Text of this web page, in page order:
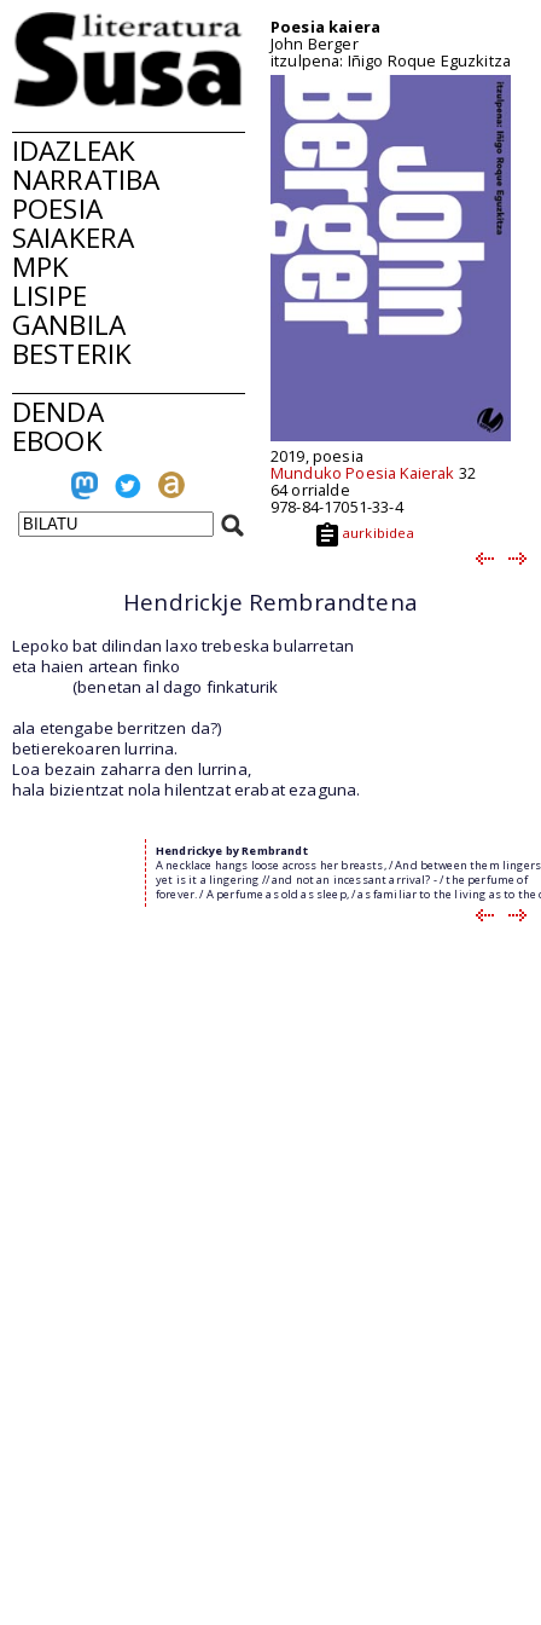
IDAZLEAK
NARRATIBA
POESIA
SAIAKERA
MPK
LISIPE
GANBILA
BESTERIK
DENDA
EBOOK
Poesia kaiera
John Berger
itzulpena: Iñigo Roque Eguzkitza
2019, poesia
Munduko Poesia Kaierak 32
64 orrialde
978-84-17051-33-4
aurkibidea
Hendrickje Rembrandtena
Lepoko bat dilindan laxo trebeska bularretan
eta haien artean finko
(benetan al dago finkaturik
ala etengabe berritzen da?)
betierekoaren lurrina.
Loa bezain zaharra den lurrina,
hala bizientzat nola hilentzat erabat ezaguna.
Hendrickye by Rembrandt
A necklace hangs loose across her breasts, / And between them
yet is it a lingering // and not an incessant arrival? - / the perfume of
forever. / A perfume as old as sleep, / as familiar to the living as to the